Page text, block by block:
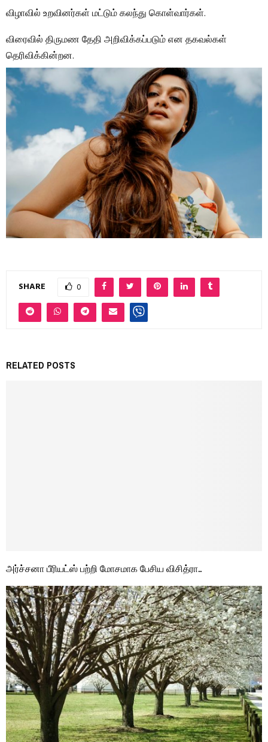
விழாவில் உறவினர்கள் மட்டும் கலந்து கொள்வார்கள்.
விரைவில் திருமண தேதி அறிவிக்கப்படும் என தகவல்கள்
தெரிவிக்கின்றன.
SHARE 0
RELATED POSTS
அர்ச்சனா பீரியட்ஸ் பற்றி மோசமாக பேசிய விசித்ரா..